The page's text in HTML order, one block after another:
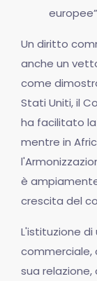
Un diritto
anche un
come
Stati Uniti, il
ha facilitato
mentre in
è
crescita del
L'istituzione
commerciale,
sua